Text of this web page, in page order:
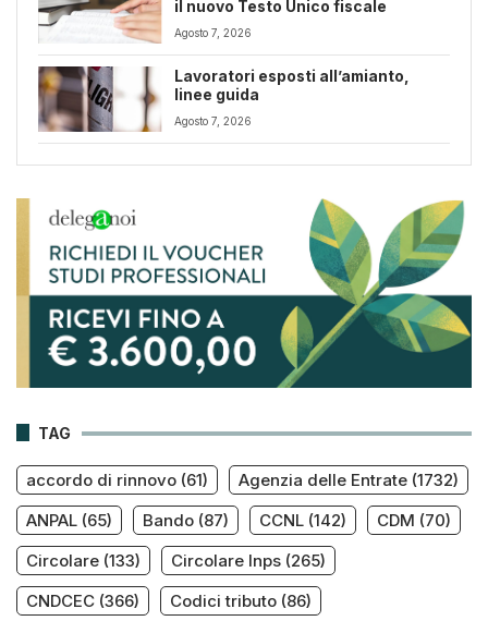
il nuovo Testo Unico fiscale
Agosto 7, 2026
Lavoratori esposti all’amianto,
linee guida
Agosto 7, 2026
TAG
accordo di rinnovo (61) Agenzia delle Entrate (1732)
ANPAL (65) Bando (87) CCNL (142) CDM (70)
Circolare (133) Circolare Inps (265)
CNDCEC (366) Codici tributo (86)